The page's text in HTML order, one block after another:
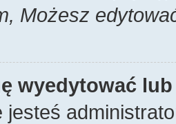
Możesz
wyedytować
jesteś